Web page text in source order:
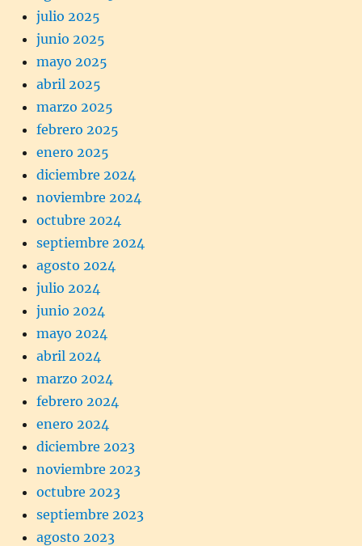
julio 2025
junio 2025
mayo 2025
abril 2025
marzo 2025
febrero 2025
enero 2025
diciembre 2024
noviembre 2024
octubre 2024
septiembre 2024
agosto 2024
julio 2024
junio 2024
mayo 2024
abril 2024
marzo 2024
febrero 2024
enero 2024
diciembre 2023
noviembre 2023
octubre 2023
septiembre 2023
agosto 2023